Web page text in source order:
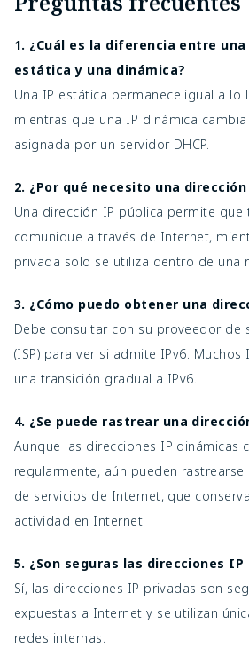
1. ¿Cuál es la diferencia entre
estática y una dinámica?
Una IP estática permanece igual a lo
mientras que una IP dinámica
asignada por un servidor DHCP.
2. ¿Por qué necesito una
Una dirección IP pública permite que
comunique a través de Internet,
privada solo se utiliza dentro de una
3. ¿Cómo puedo obtener una
Debe consultar con su proveedor de
(ISP) para ver si admite IPv6. Muchos
una transición gradual a IPv6.
4. ¿Se puede rastrear una
Aunque las direcciones IP dinámicas
regularmente, aún pueden
de servicios de Internet, que
actividad en Internet.
5. ¿Son seguras las direcciones IP
Sí, las direcciones IP privadas son
expuestas a Internet y se utilizan
redes internas.